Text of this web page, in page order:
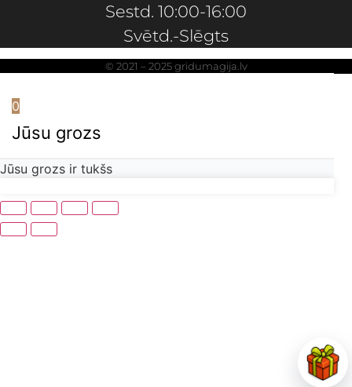
Sestd. 10:00-16:00
Svētd.-Slēgts
© 2021 – 2025 gridumagija.lv
0
Jūsu grozs
Jūsu grozs ir tukšs